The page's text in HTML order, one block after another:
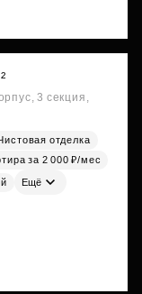
3 секция,
отделка
за 2 000 ₽/мес
Ещё